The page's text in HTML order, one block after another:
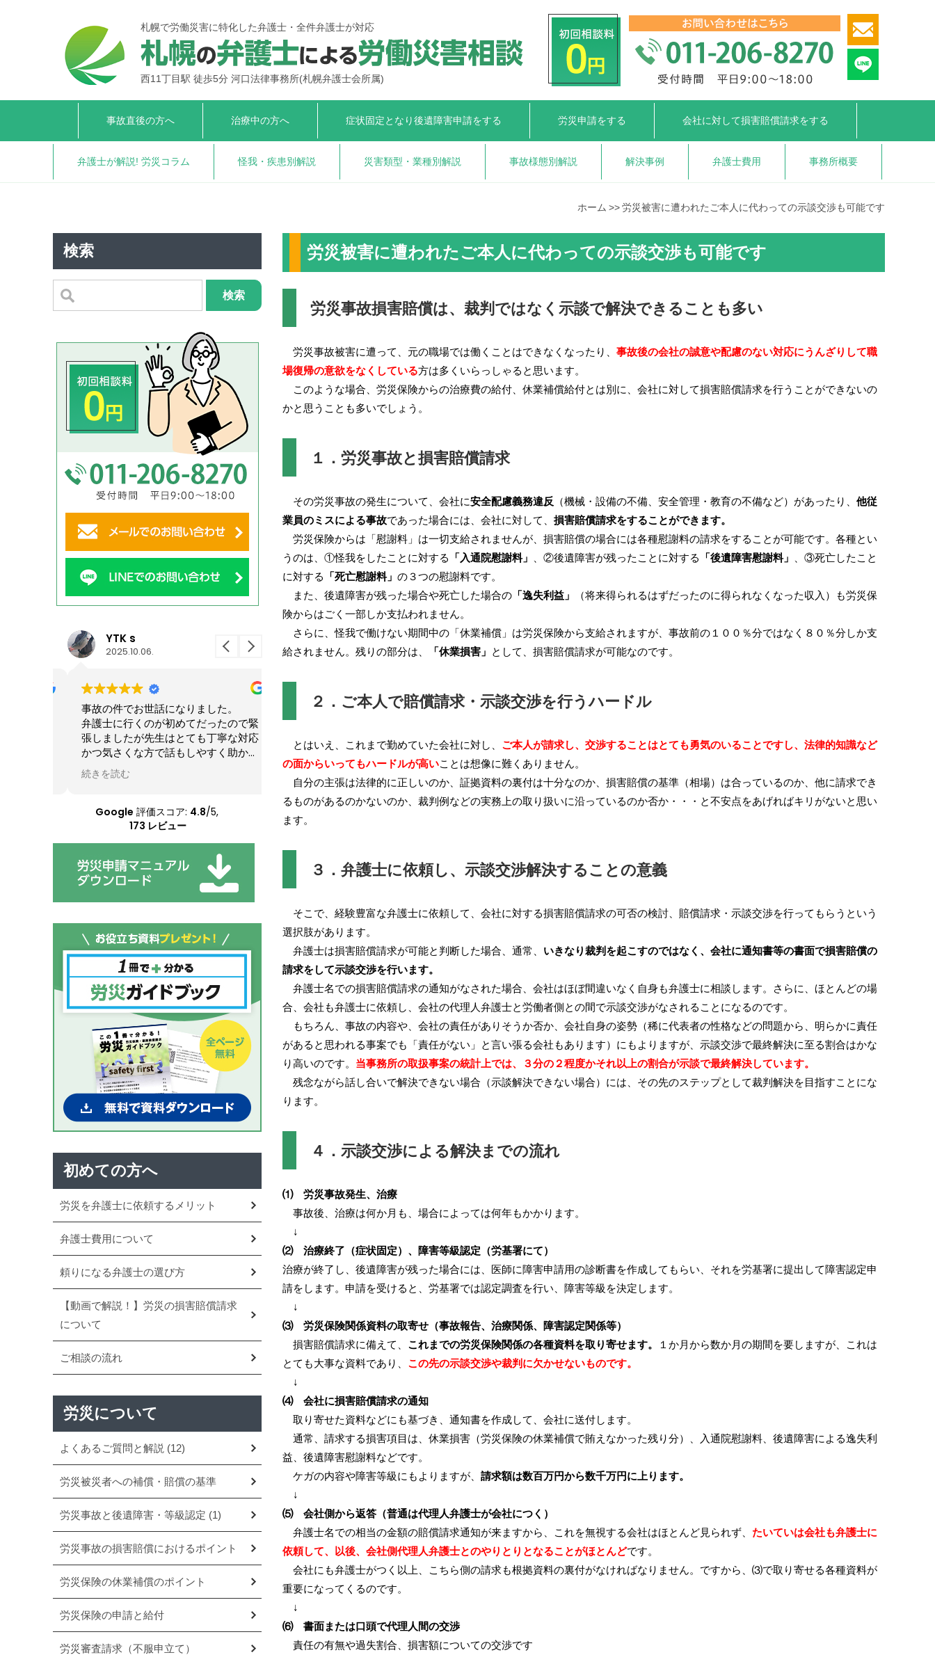
札幌で労働災害に特化した弁護士・全件弁護士が対応
西11丁目駅 徒歩5分 河口法律事務所(札幌弁護士会所属)
事故直後の方へ 治療中の方へ 症状固定となり後遺障害申請をする 労災申請をする 会社に対して損害賠償請求をする
弁護士が解説! 労災コラム 怪我・疾患別解説 災害類型・業種別解説 事故様態別解説 解決事例 弁護士費用 事務所概要
ホーム 労災被害に遭われたご本人に代わっての示談交渉も可能です
労災被害に遭われたご本人に代わっての示談交渉も可能です
労災事故損害賠償は、裁判ではなく示談で解決できることも多い
労災事故被害に遭って、元の職場では働くことはできなくなったり、 事故後の会社の誠意や配慮のない対応にうんざりして職
場復帰の意欲をなくしている方は多くいらっしゃると思います。
このような場合、労災保険からの治療費の給付、休業補償給付とは別に、会社に対して損害賠償請求を行うことができないの
かと思うことも多いでしょう。
１．労災事故と損害賠償請求
その労災事故の発生について、会社に安全配慮義務違反 （機械・設備の不備、安全管理・教育の不備など）があったり、 他従
業員のミスによる事故であった場合には、会社に対して、 損害賠償請求をすることができます。
労災保険からは「慰謝料」は一切支給されませんが、損害賠償の場合には各種慰謝料の請求をすることが可能です。各種とい
うのは、①怪我をしたことに対する
「入通院慰謝料」 、②後遺障害が残ったことに対する 「後遺障害慰謝料」
、③死亡したこと
に対する
「死亡慰謝料」 の３つの慰謝料です。
また、後遺障害が残った場合や死亡した場合の 「逸失利益」
（将来得られるはずだったのに得られなくなった収入）も労災保
険からはごく一部しか支払われません。
さらに、怪我で働けない期間中の「休業補償」は労災保険から支給されますが、事故前の１００％分ではなく８０％分しか支
給されません。残りの部分は、
「休業損害」 として、損害賠償請求が可能なのです。
２．ご本人で賠償請求・示談交渉を行うハードル
とはいえ、これまで勤めていた会社に対し、 ご本人が請求し、交渉することはとても勇気のいることですし、法律的知識など
の面からいってもハードルが高いことは想像に難くありません。
自分の主張は法律的に正しいのか、証拠資料の裏付は十分なのか、損害賠償の基準（相場）は合っているのか、他に請求でき
るものがあるのかないのか、裁判例などの実務上の取り扱いに沿っているのか否か・・・と不安点をあげればキリがないと思い
ます。
３．弁護士に依頼し、示談交渉解決することの意義
そこで、経験豊富な弁護士に依頼して、会社に対する損害賠償請求の可否の検討、賠償請求・示談交渉を行ってもらうという
選択肢があります。
弁護士は損害賠償請求が可能と判断した場合、通常、 いきなり裁判を起こすのではなく、会社に通知書等の書面で損害賠償の
請求をして示談交渉を行います。
弁護士名での損害賠償請求の通知がなされた場合、会社はほぼ間違いなく自身も弁護士に相談します。さらに、ほとんどの場
合、会社も弁護士に依頼し、会社の代理人弁護士と労働者側との間で示談交渉がなされることになるのです。
もちろん、事故の内容や、会社の責任がありそうか否か、会社自身の姿勢（稀に代表者の性格などの問題から、明らかに責任
があると思われる事案でも「責任がない」と言い張る会社もあります）にもよりますが、示談交渉で最終解決に至る割合はかな
り高いのです。 当事務所の取扱事案の統計上では、３分の２程度かそれ以上の割合が示談で最終解決しています。
残念ながら話し合いで解決できない場合（示談解決できない場合）には、その先のステップとして裁判解決を目指すことにな
ります。
４．示談交渉による解決までの流れ
⑴ 労災事故発生、治療
事故後、治療は何か月も、場合によっては何年もかかります。
↓
⑵ 治療終了（症状固定）、障害等級認定（労基署にて）
治療が終了し、後遺障害が残った場合には、医師に障害申請用の診断書を作成してもらい、それを労基署に提出して障害認定申
請をします。申請を受けると、労基署では認定調査を行い、障害等級を決定します。
↓
⑶ 労災保険関係資料の取寄せ（事故報告、治療関係、障害認定関係等）
損害賠償請求に備えて、 これまでの労災保険関係の各種資料を取り寄せます。
１か月から数か月の期間を要しますが、これは
とても大事な資料であり、 この先の示談交渉や裁判に欠かせないものです。
↓
⑷ 会社に損害賠償請求の通知
取り寄せた資料などにも基づき、通知書を作成して、会社に送付します。
通常、請求する損害項目は、休業損害（労災保険の休業補償で賄えなかった残り分）、入通院慰謝料、後遺障害による逸失利
益、後遺障害慰謝料などです。
ケガの内容や障害等級にもよりますが、 請求額は数百万円から数千万円に上ります。
↓
⑸ 会社側から返答（普通は代理人弁護士が会社につく）
弁護士名での相当の金額の賠償請求通知が来ますから、これを無視する会社はほとんど見られず、 たいていは会社も弁護士に
依頼して、以後、会社側代理人弁護士とのやりとりとなることがほとんどです。
会社にも弁護士がつく以上、こちら側の請求も根拠資料の裏付がなければなりません。ですから、⑶で取り寄せる各種資料が
重要になってくるのです。
↓
⑹ 書面または口頭で代理人間の交渉
責任の有無や過失割合、損害額についての交渉です
検索
検索
YTK s
2025.10.06.
事故の件でお世話になりました。
弁護士に行くのが初めてだったので緊
張しましたが先生はとても丁寧な対応
かつ気さくな方で話もしやすく助かり
ました！
今後も何かあればまたお願いします！
続きを読む
西山孝子
2025.10.03.
河口先生と出会い１０年以上になり、
相談やアドバイスを快く丁寧に解りや
すく説明をしたて助けていただきまし
た。
先生の素晴らしい所は、相談者の仕事
の事をとことん調べ予想される出来事
も調べ不利にならないように努力して
いただき解決致しました。
とても感謝致しました。
ミーミー
2025.10.02.
この度は、夫の労災案件に際しまし
惑いの中、河口先生の的確なご助言と
力強いご支援に幾度となく救われまし
た。
河口先生のお力添えなくしては、到底
乗り越えることはできなかったと心よ
り感じております。
応に深く感謝申し上げます。
続きを読む
堀江リエ
して頂きましたが娘のか紹介で、河口
先生にお世話になる事になりました。
とても気さくでお話ししやすく安心感
ありました。
示談まで細かくこちらの事を考えて頂
続きを読む
Google 評価スコア: 4.8/5,
173 レビュー
初めての方へ
労災を弁護士に依頼するメリット
弁護士費用について
頼りになる弁護士の選び方
【動画で解説！】労災の損害賠償請求
について
ご相談の流れ
労災について
よくあるご質問と解説 (12)
労災被災者への補償・賠償の基準
労災事故と後遺障害・等級認定 (1)
労災事故の損害賠償におけるポイント
労災保険の休業補償のポイント
労災保険の申請と給付
労災審査請求（不服申立て）